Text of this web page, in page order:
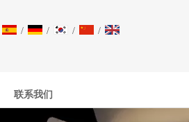
/ / / /
联系我们